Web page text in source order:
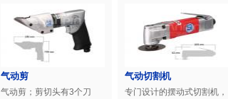
气动剪
气动剪；剪切头有3个刀
气动切割机
专门设计的摆动式切割机，